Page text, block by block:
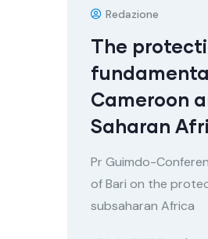
Redazione
The
Cameroon
Saharan
Pr Guimdo-
of Bari on the
subsaharan Africa